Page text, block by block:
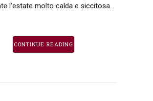
l’estate molto calda e siccitosa...
CONTINUE READING